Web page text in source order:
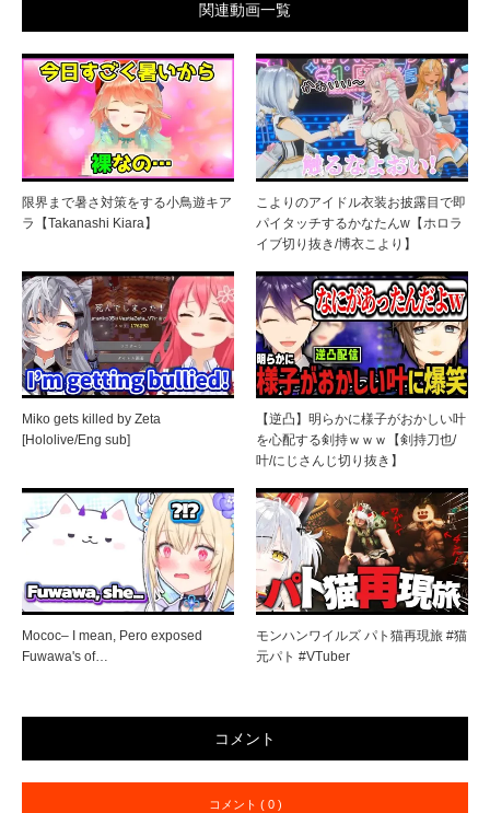
関連動画一覧
限界まで暑さ対策をする小鳥遊キア
ラ【Takanashi Kiara】
こよりのアイドル衣装お披露目で即
パイタッチするかなたんw【ホロラ
イブ切り抜き/博衣こより】
Miko gets killed by Zeta
[Hololive/Eng sub]
【逆凸】明らかに様子がおかしい叶
を心配する剣持ｗｗｗ【剣持刀也/
叶/にじさんじ切り抜き】
Mococ– I mean, Pero exposed
Fuwawa's of…
モンハンワイルズ パト猫再現旅 #猫
元パト #VTuber
コメント
コメント ( 0 )